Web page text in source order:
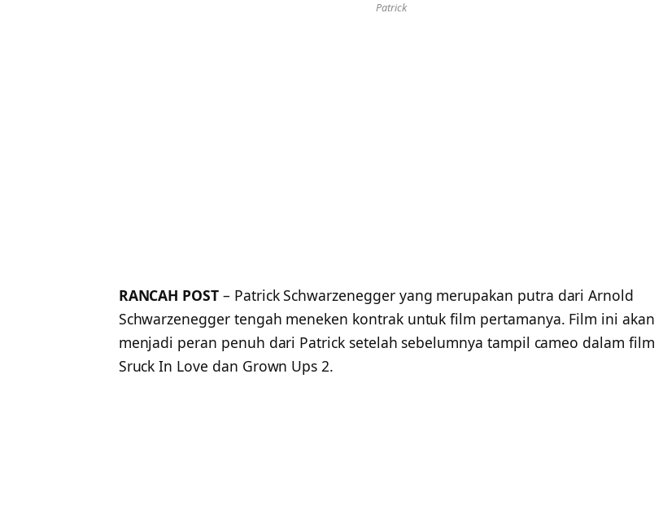
Patrick
RANCAH POST – Patrick Schwarzenegger yang merupakan putra dari Arnold
Schwarzenegger tengah meneken kontrak untuk film pertamanya. Film ini akan
menjadi peran penuh dari Patrick setelah sebelumnya tampil cameo dalam film
Sruck In Love dan Grown Ups 2.